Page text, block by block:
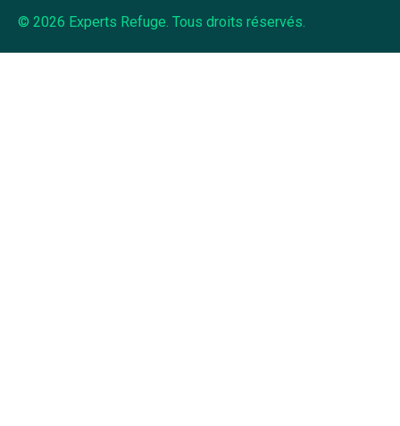
© 2026 Experts Refuge. Tous droits réservés.